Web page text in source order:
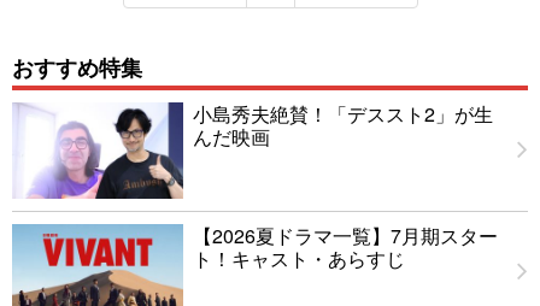
おすすめ特集
小島秀夫絶賛！「デススト2」が生
んだ映画
【2026夏ドラマ一覧】7月期スター
ト！キャスト・あらすじ